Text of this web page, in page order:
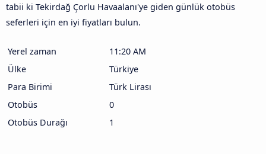
tabii ki Tekirdağ Çorlu Havaalanı'ye giden günlük otobüs
seferleri için en iyi fiyatları bulun.
Yerel zaman
11:20 AM
Ülke
Türkiye
Para Birimi
Türk Lirası
Otobüs
0
Otobüs Durağı
1